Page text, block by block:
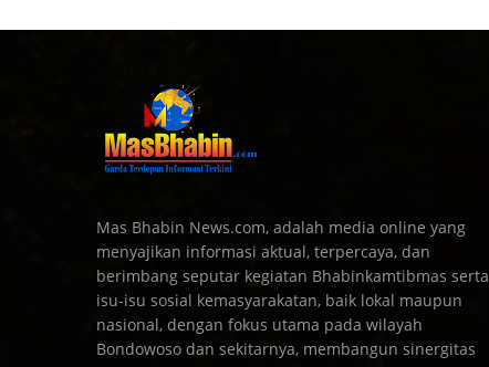
Mas Bhabin News.com, adalah media online yang
menyajikan informasi aktual, terpercaya, dan
berimbang seputar kegiatan Bhabinkamtibmas serta
isu-isu sosial kemasyarakatan, baik lokal maupun
nasional, dengan fokus utama pada wilayah
Bondowoso dan sekitarnya, membangun sinergitas